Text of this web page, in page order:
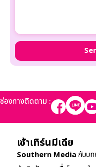
ช่องทางติดตาม :
เซ้าเทิร์นมีเดีย
Southern Mediaกับบท